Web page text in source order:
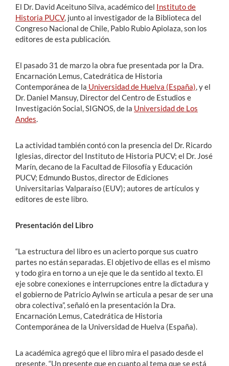
El Dr. David Aceituno Silva, académico del Instituto de
Historia PUCV, junto al investigador de la Biblioteca del
Congreso Nacional de Chile, Pablo Rubio Apiolaza, son los
editores de esta publicación.
El pasado 31 de marzo la obra fue presentada por la Dra.
Encarnación Lemus, Catedrática de Historia
Contemporánea de la Universidad de Huelva (España), y el
Dr. Daniel Mansuy, Director del Centro de Estudios e
Investigación Social, SIGNOS, de la Universidad de Los
Andes.
La actividad también contó con la presencia del Dr. Ricardo
Iglesias, director del Instituto de Historia PUCV; el Dr. José
Marín, decano de la Facultad de Filosofía y Educación
PUCV; Edmundo Bustos, director de Ediciones
Universitarias Valparaíso (EUV); autores de artículos y
editores de este libro.
Presentación del Libro
“La estructura del libro es un acierto porque sus cuatro
partes no están separadas. El objetivo de ellas es el mismo
y todo gira en torno a un eje que le da sentido al texto. El
eje sobre conexiones e interrupciones entre la dictadura y
el gobierno de Patricio Aylwin se articula a pesar de ser una
obra colectiva”, señaló en la presentación la Dra.
Encarnación Lemus, Catedrática de Historia
Contemporánea de la Universidad de Huelva (España).
La académica agregó que el libro mira el pasado desde el
presente. “Un presente que en cuanto al tema que se está